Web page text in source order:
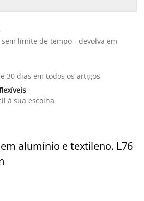
limite de tempo - devolva em
30 dias em todos os artigos
à sua escolha
alumínio e textileno. L76